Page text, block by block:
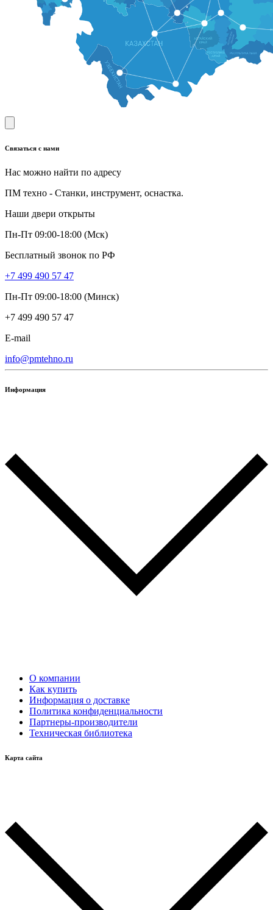
Связаться с нами
Нас можно найти по адресу
ПМ техно - Станки, инструмент, оснастка.
Наши двери открыты
Пн-Пт 09:00-18:00 (Мск)
Бесплатный звонок по РФ
+7 499 490 57 47
Пн-Пт 09:00-18:00 (Минск)
+7 499 490 57 47
E-mail
info@pmtehno.ru
Информация
О компании
Как купить
Информация о доставке
Политика конфиденциальности
Партнеры-производители
Техническая библиотека
Карта сайта